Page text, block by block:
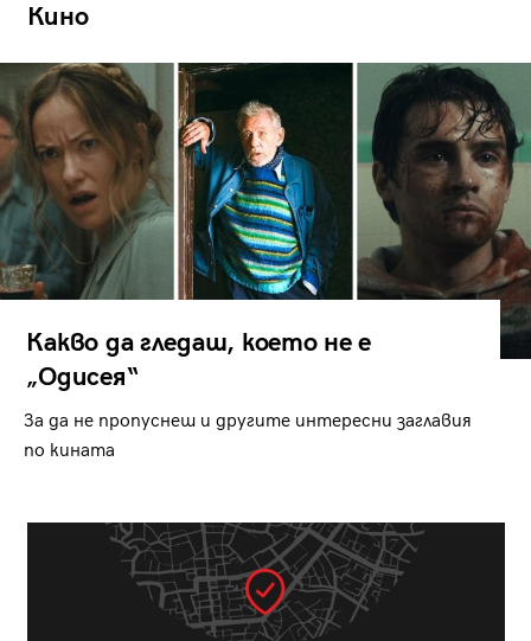
Кино
Какво да гледаш, което не е
„Одисея“
За да не пропуснеш и другите интересни заглавия
по кината